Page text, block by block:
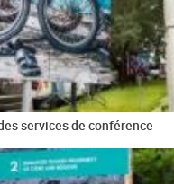
services de conférence